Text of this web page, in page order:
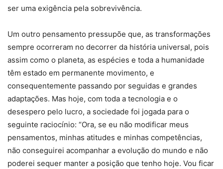
ser uma exigência pela sobrevivência.
Um outro pensamento pressupõe que, as transformações
sempre ocorreram no decorrer da história universal, pois
assim como o planeta, as espécies e toda a humanidade
têm estado em permanente movimento, e
consequentemente passando por seguidas e grandes
adaptações. Mas hoje, com toda a tecnologia e o
desespero pelo lucro, a sociedade foi jogada para o
seguinte raciocínio: “Ora, se eu não modificar meus
pensamentos, minhas atitudes e minhas competências,
não conseguirei acompanhar a evolução do mundo e não
poderei sequer manter a posição que tenho hoje. Vou ficar